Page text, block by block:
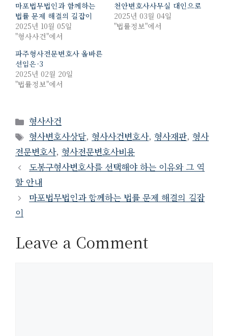
마포법무법인과 함께하는
법률 문제 해결의 길잡이
2025년 10월 05일
"형사사건"에서
천안변호사사무실 대인으로
2025년 03월 04일
"법률정보"에서
파주형사전문변호사 올바른
선임은-3
2025년 02월 20일
"법률정보"에서
Categories
형사사건
Tags
형사변호사상담,형사사건변호사,형사재판,형사
전문변호사, 형사전문변호사비용
도봉구형사변호사를 선택해야 하는 이유와 그 역
할 안내
마포법무법인과 함께하는 법률 문제 해결의 길잡
이
Leave a Comment